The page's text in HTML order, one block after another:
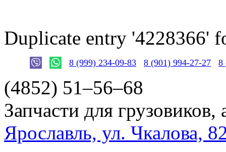
Duplicate entry '4228366'
8 (999) 234-09-83 8 (901) 994-27-27 8
(4852) 51–56–68
Запчасти для грузовиков,
Ярославль, ул. Чкалова,